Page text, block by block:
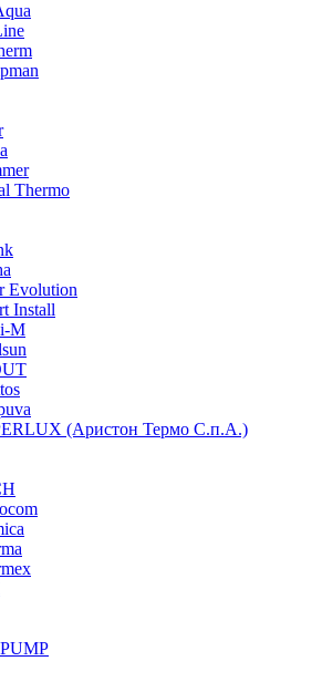
Thermo
Evolution
Install
M
(Аристон Термо С.п.А.)